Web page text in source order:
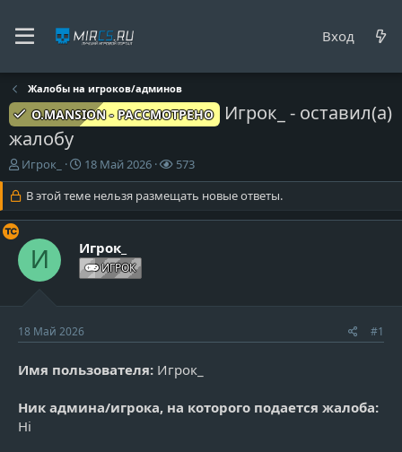
Вход
Жалобы на игроков/админов
O.MANSION - РАССМОТРЕНО
Игрок_ - оставил(а)
жалобу
А
в
т
т
м
Игрок_
Д
а
т
а
ч
а
а
18 Май 2026
П
р
о
573
В этой теме нельзя размещать новые ответы.
И Игрок_
ИГРОК
18 Май 2026 #1
Имя пользователя: Игрок_
Ник админа/игрока, на которого подается жалоба:
Hi